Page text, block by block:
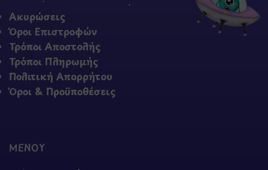
Ακυρώσεις
Όροι Επιστροφών
Τρόποι Αποστολής
Τρόποι Πληρωμής
Πολιτική Απορρήτου
Όροι & Προϋποθέσεις
ΜΕΝΟΥ